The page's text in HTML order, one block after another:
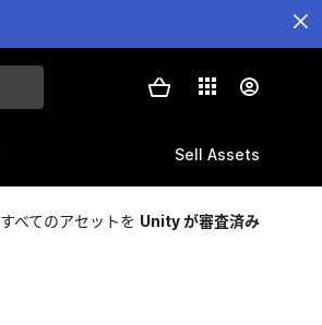
Sell Assets
すべてのアセットを Unity が審査済み